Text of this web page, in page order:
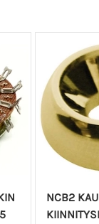
NCB2